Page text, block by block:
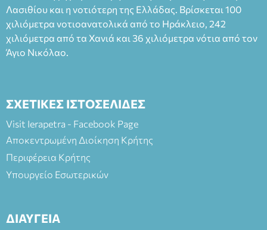
και στο more.com Χώρος: 3ο Γυμνάσιο Ιεράπετρας
(Είσοδος ΕΠΑ.Λ.) Έναρξη 21:15 Οργάνωση: ΚΝΩΣΟΣ
ΘΕΑΤΡΙΚΕΣ ΠΑΡΑΓΩΓΕΣ ΕΕ
Λασιθίου και η νοτιότερη της Ελλάδας. Βρίσκεται 100
χιλιόμετρα νοτιοανατολικά από το Ηράκλειο, 242
χιλιόμετρα από τα Χανιά και 36 χιλιόμετρα νότια από τον
Άγιο Νικόλαο.
ΣΧΕΤΙΚΕΣ ΙΣΤΟΣΕΛΙΔΕΣ
Visit Ierapetra - Facebook Page
Αποκεντρωμένη Διοίκηση Κρήτης
Περιφέρεια Κρήτης
Υπουργείο Εσωτερικών
ΔΙΑΥΓΕΙΑ